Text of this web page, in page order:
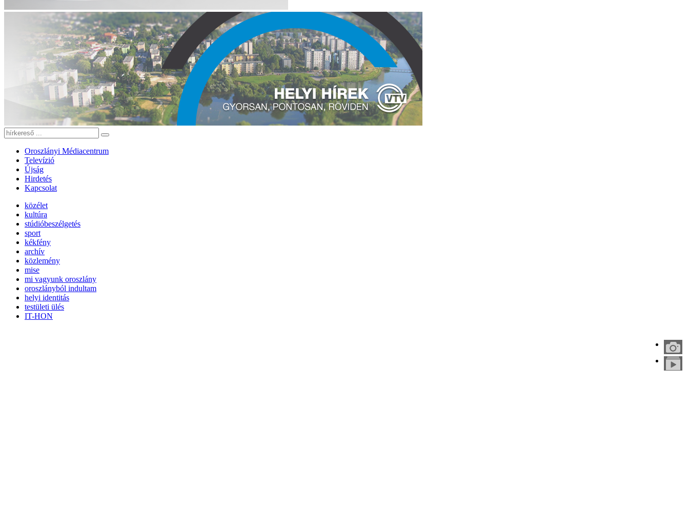
Oroszlányi Médiacentrum
Televízió
Újság
Hirdetés
Kapcsolat
közélet
kultúra
stúdióbeszélgetés
sport
kékfény
archív
közlemény
mise
mi vagyunk oroszlány
oroszlányból indultam
helyi identitás
testületi ülés
IT-HON